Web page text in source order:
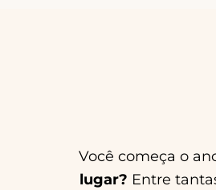
Você começa o
lugar? Entre